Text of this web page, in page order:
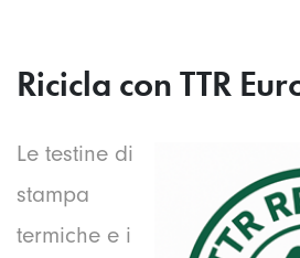
Ricicla con TTR
Le testine di
stampa
termiche e i